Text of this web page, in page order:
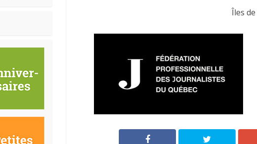
Îles